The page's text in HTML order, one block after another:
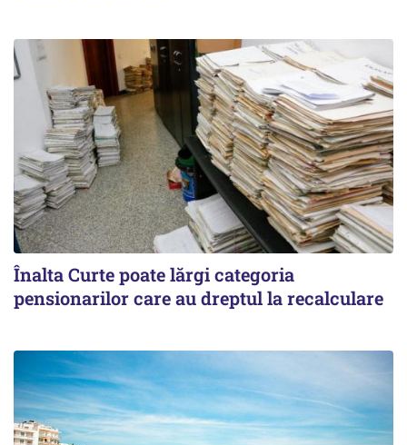
Înalta Curte poate lărgi categoria
pensionarilor care au dreptul la recalculare